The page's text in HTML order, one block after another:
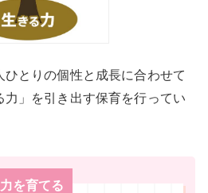
とりの個性と成長に合わせて
」を引き出す保育を行ってい
を育てる